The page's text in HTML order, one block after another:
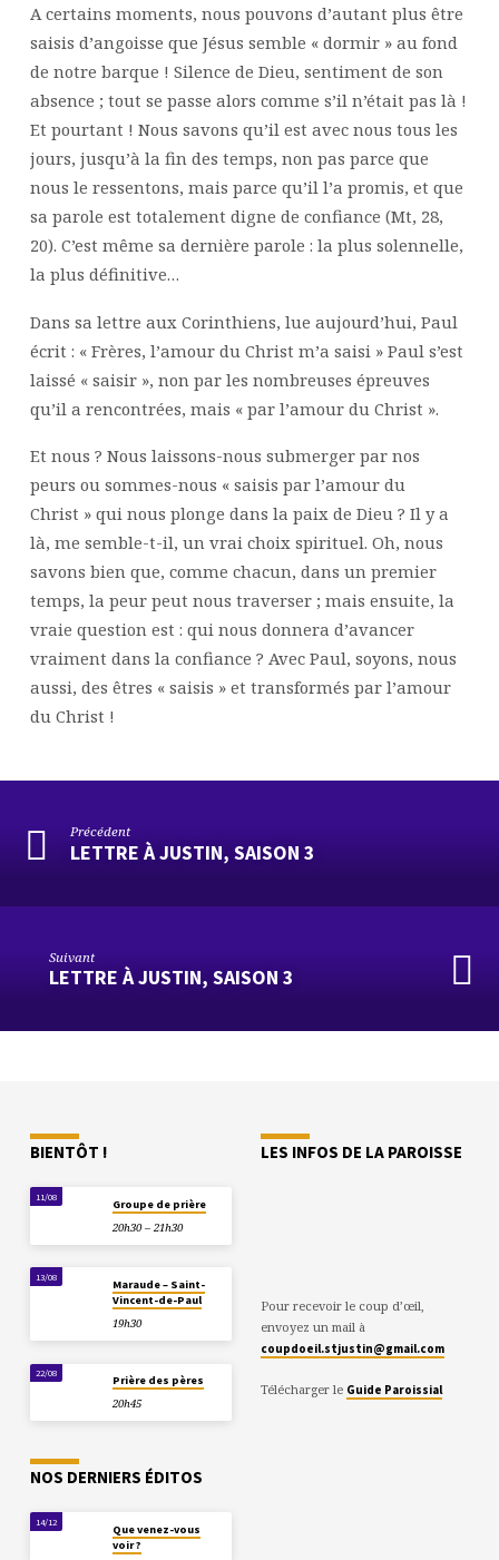
A certains moments, nous pouvons d’autant plus être
saisis d’angoisse que Jésus semble « dormir » au fond
de notre barque ! Silence de Dieu, sentiment de son
absence ; tout se passe alors comme s’il n’était pas là !
Et pourtant ! Nous savons qu’il est avec nous tous les
jours, jusqu’à la fin des temps, non pas parce que
nous le ressentons, mais parce qu’il l’a promis, et que
sa parole est totalement digne de confiance (Mt, 28,
20). C’est même sa dernière parole : la plus solennelle,
la plus définitive…
Dans sa lettre aux Corinthiens, lue aujourd’hui, Paul
écrit : « Frères, l’amour du Christ m’a saisi » Paul s’est
laissé « saisir », non par les nombreuses épreuves
qu’il a rencontrées, mais « par l’amour du Christ ».
Et nous ? Nous laissons-nous submerger par nos
peurs ou sommes-nous « saisis par l’amour du
Christ » qui nous plonge dans la paix de Dieu ? Il y a
là, me semble-t-il, un vrai choix spirituel. Oh, nous
savons bien que, comme chacun, dans un premier
temps, la peur peut nous traverser ; mais ensuite, la
vraie question est : qui nous donnera d’avancer
vraiment dans la confiance ? Avec Paul, soyons, nous
aussi, des êtres « saisis » et transformés par l’amour
du Christ !
Précédent
LETTRE À JUSTIN, SAISON 3
Suivant
LETTRE À JUSTIN, SAISON 3
BIENTÔT !
11/08
Groupe de prière
20h30 – 21h30
13/08
Maraude – Saint-
Vincent-de-Paul
19h30
22/08
Prière des pères
20h45
LES INFOS DE LA PAROISSE
Pour recevoir le coup d’œil,
envoyez un mail à
coupdoeil.stjustin@gmail.com
Télécharger le Guide Paroissial
NOS DERNIERS ÉDITOS
14/12
Que venez-vous
voir ?